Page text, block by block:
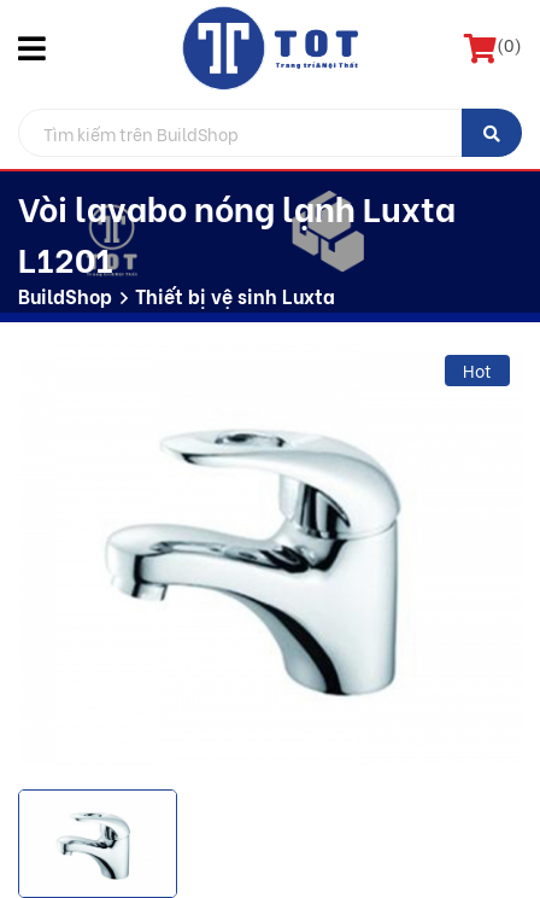
(0)
Vòi lavabo nóng lạnh Luxta
L1201
BuildShop Thiết bị vệ sinh Luxta
Hot